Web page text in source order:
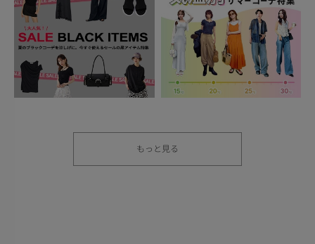
もっと見る